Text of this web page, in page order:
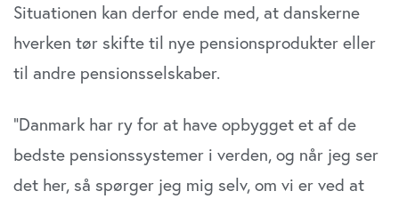
Situationen kan derfor ende med, at danskerne
hverken tør skifte til nye pensionsprodukter eller
til andre pensionsselskaber.
”Danmark har ry for at have opbygget et af de
bedste pensionssystemer i verden, og når jeg ser
det her, så spørger jeg mig selv, om vi er ved at